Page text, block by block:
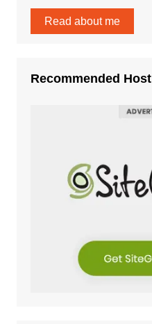
Read about me
Recommended Host